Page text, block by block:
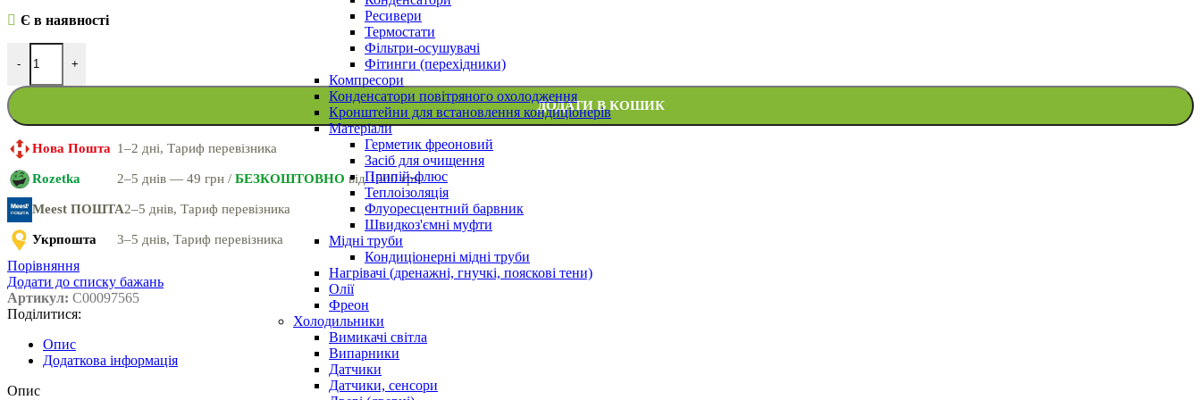
Ресивери
Термостати
Фільтри-осушувачі
Фітинги (перехідники)
Компресори
Конденсатори повітряного охолодження
Кронштейни для встановлення кондиціонерів
Матеріали
Герметик фреоновий
Засіб для очищення
Припій-флюс
Теплоізоляція
Флуоресцентний барвник
Швидкоз'ємні муфти
Мідні труби
Кондиціонерні мідні труби
Нагрівачі (дренажні, гнучкі, пояскові тени)
Олії
Фреон
Холодильники
Вимикачі світла
Випарники
Датчики
Датчики, сенсори
Є в наявності
- +
ДОДАТИ В КОШИК
Нова Пошта 1–2 дні, Тариф перевізника
Rozetka 2–5 днів — 49 грн / БЕЗКОШТОВНО від 1500 грн
Meest ПОШТА2–5 днів, Тариф перевізника
Укрпошта 3–5 днів, Тариф перевізника
Порівняння
Додати до списку бажань
Артикул: C00097565
Поділитися:
Опис
Додаткова інформація
Опис